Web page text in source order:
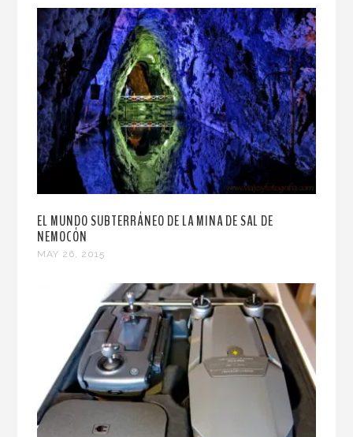
EL MUNDO SUBTERRÁNEO DE LA MINA DE SAL DE
NEMOCÓN
MAY 26, 2015